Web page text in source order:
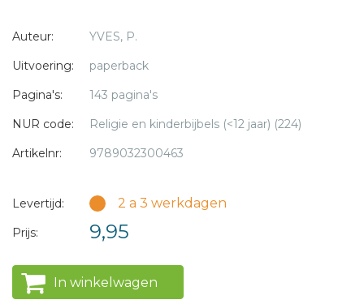
Auteur:
YVES, P.
Uitvoering:
paperback
Pagina's:
143 pagina's
NUR code:
Religie en kinderbijbels (<12 jaar) (224)
Artikelnr:
9789032300463
Levertijd: 2 a 3 werkdagen
Prijs: 9,95
In winkelwagen
* = verplicht